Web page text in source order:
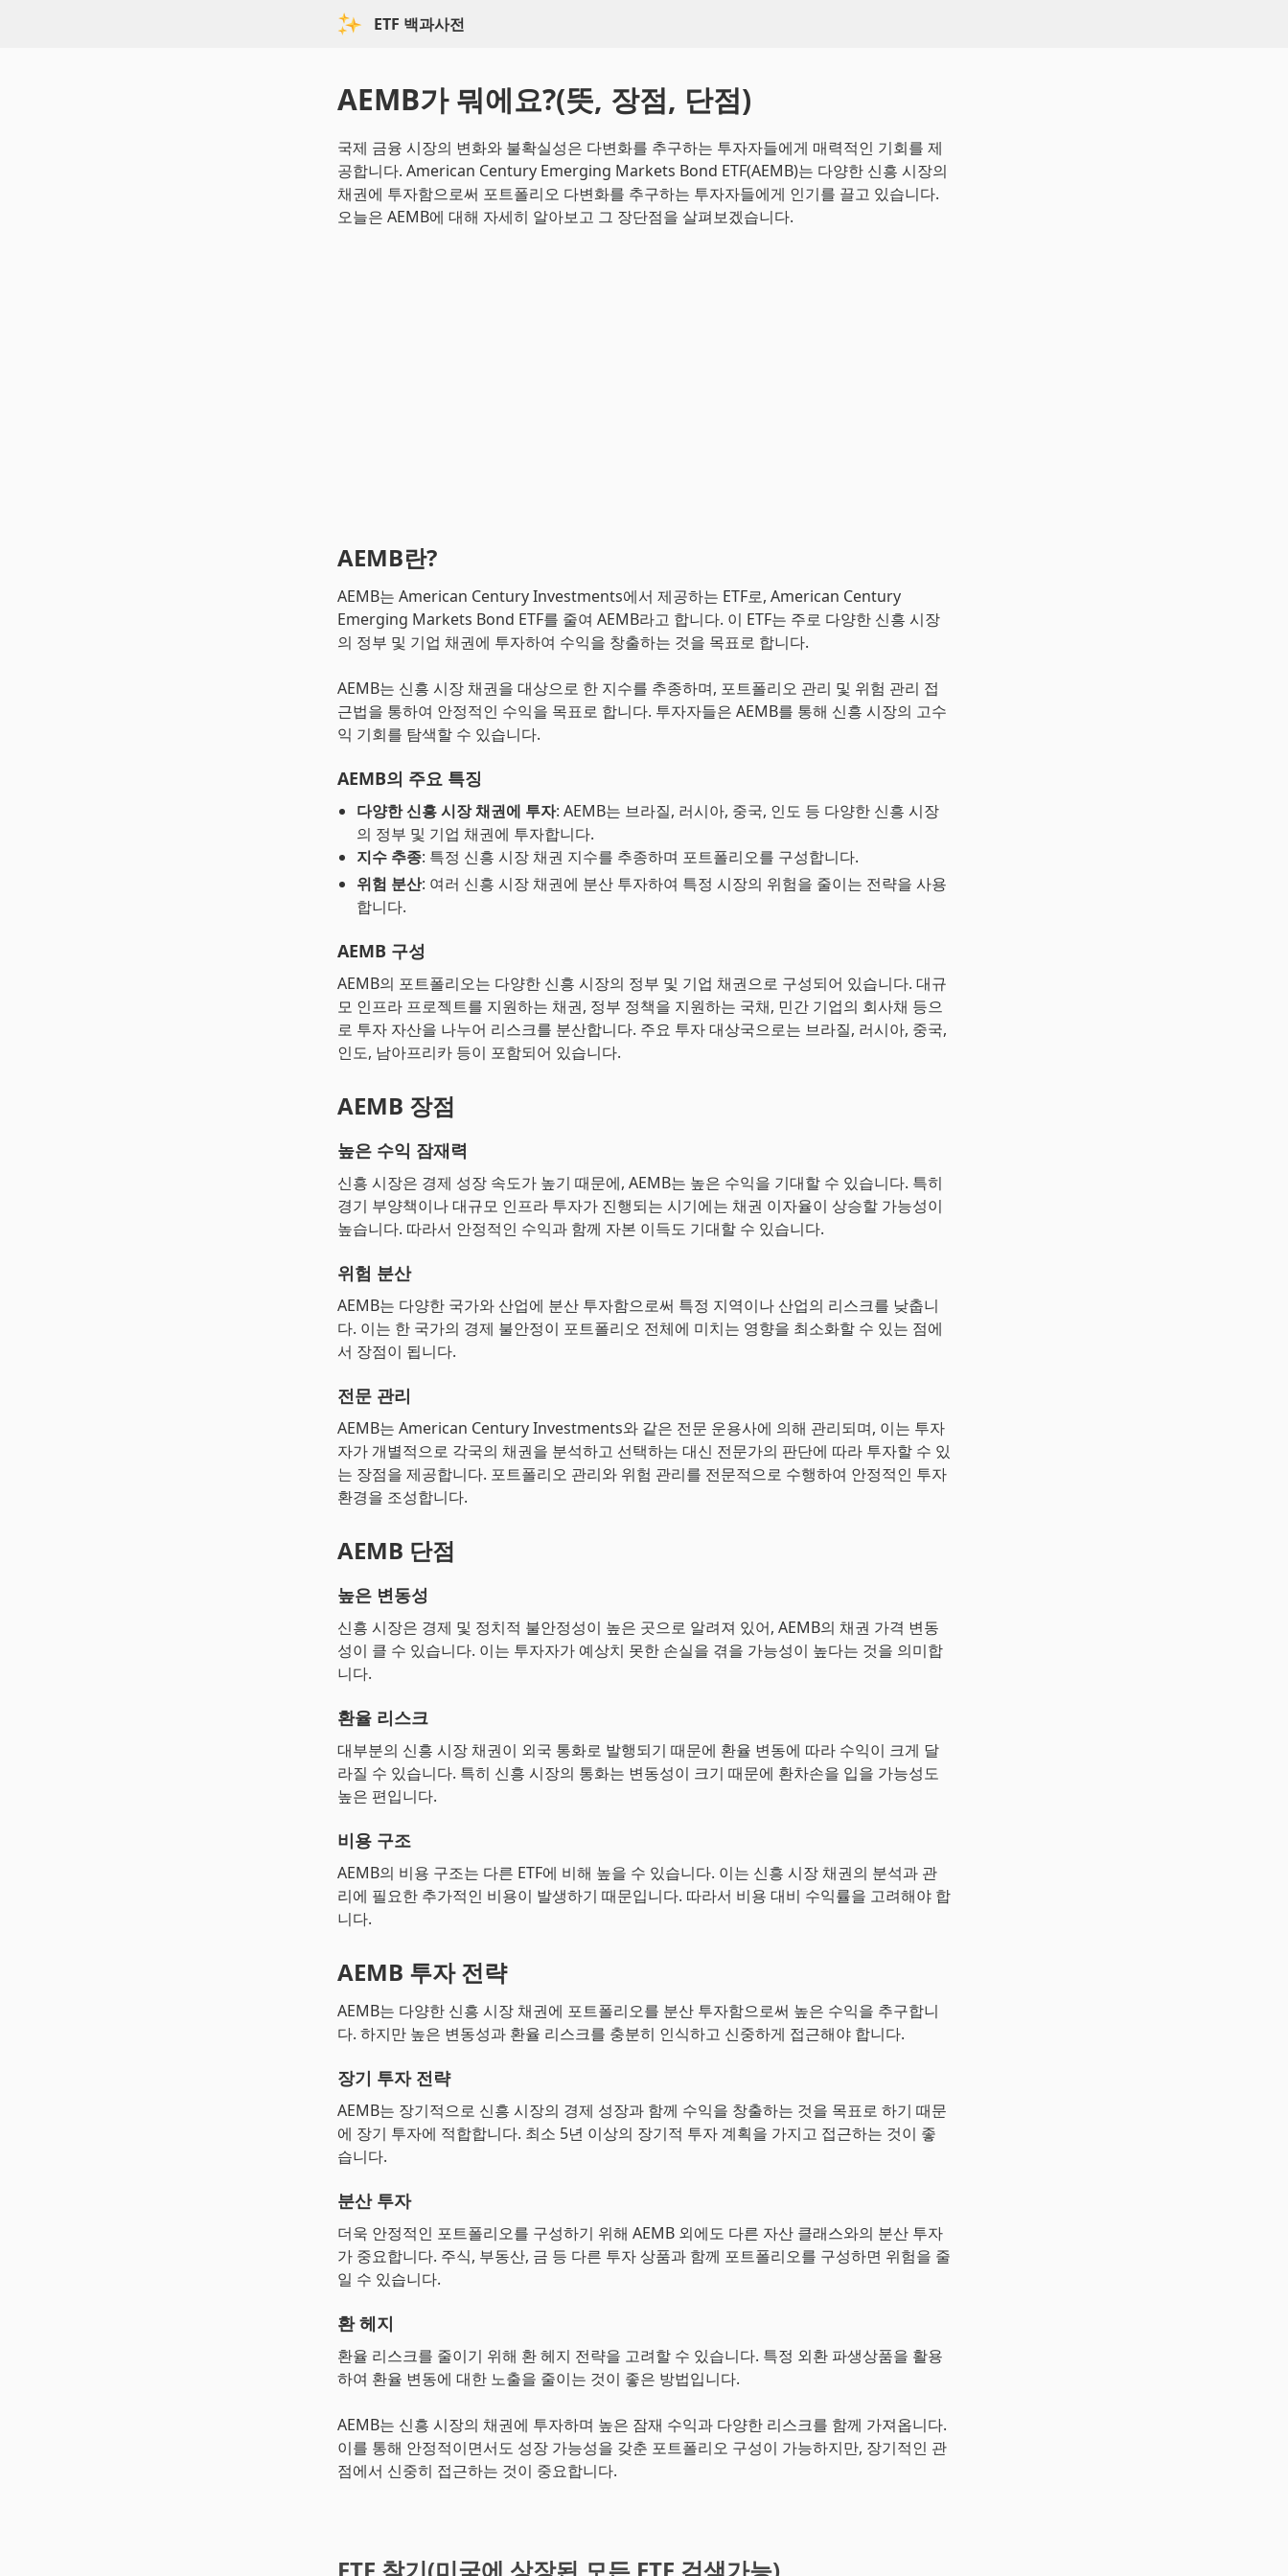
ETF 백과사전
AEMB가 뭐에요?(뜻, 장점, 단점)
국제 금융 시장의 변화와 불확실성은 다변화를 추구하는 투자자들에게 매력적인 기회를 제
공합니다. American Century Emerging Markets Bond ETF(AEMB)는 다양한 신흥 시장의
채권에 투자함으로써 포트폴리오 다변화를 추구하는 투자자들에게 인기를 끌고 있습니다.
오늘은 AEMB에 대해 자세히 알아보고 그 장단점을 살펴보겠습니다.
AEMB란?
AEMB는 American Century Investments에서 제공하는 ETF로, American Century
Emerging Markets Bond ETF를 줄여 AEMB라고 합니다. 이 ETF는 주로 다양한 신흥 시장
의 정부 및 기업 채권에 투자하여 수익을 창출하는 것을 목표로 합니다.
AEMB는 신흥 시장 채권을 대상으로 한 지수를 추종하며, 포트폴리오 관리 및 위험 관리 접
근법을 통하여 안정적인 수익을 목표로 합니다. 투자자들은 AEMB를 통해 신흥 시장의 고수
익 기회를 탐색할 수 있습니다.
AEMB의 주요 특징
다양한 신흥 시장 채권에 투자: AEMB는 브라질, 러시아, 중국, 인도 등 다양한 신흥 시장
의 정부 및 기업 채권에 투자합니다.
지수 추종: 특정 신흥 시장 채권 지수를 추종하며 포트폴리오를 구성합니다.
위험 분산: 여러 신흥 시장 채권에 분산 투자하여 특정 시장의 위험을 줄이는 전략을 사용
합니다.
AEMB 구성
AEMB의 포트폴리오는 다양한 신흥 시장의 정부 및 기업 채권으로 구성되어 있습니다. 대규
모 인프라 프로젝트를 지원하는 채권, 정부 정책을 지원하는 국채, 민간 기업의 회사채 등으
로 투자 자산을 나누어 리스크를 분산합니다. 주요 투자 대상국으로는 브라질, 러시아, 중국,
인도, 남아프리카 등이 포함되어 있습니다.
AEMB 장점
높은 수익 잠재력
신흥 시장은 경제 성장 속도가 높기 때문에, AEMB는 높은 수익을 기대할 수 있습니다. 특히
경기 부양책이나 대규모 인프라 투자가 진행되는 시기에는 채권 이자율이 상승할 가능성이
높습니다. 따라서 안정적인 수익과 함께 자본 이득도 기대할 수 있습니다.
위험 분산
AEMB는 다양한 국가와 산업에 분산 투자함으로써 특정 지역이나 산업의 리스크를 낮춥니
다. 이는 한 국가의 경제 불안정이 포트폴리오 전체에 미치는 영향을 최소화할 수 있는 점에
서 장점이 됩니다.
전문 관리
AEMB는 American Century Investments와 같은 전문 운용사에 의해 관리되며, 이는 투자
자가 개별적으로 각국의 채권을 분석하고 선택하는 대신 전문가의 판단에 따라 투자할 수 있
는 장점을 제공합니다. 포트폴리오 관리와 위험 관리를 전문적으로 수행하여 안정적인 투자
환경을 조성합니다.
AEMB 단점
높은 변동성
신흥 시장은 경제 및 정치적 불안정성이 높은 곳으로 알려져 있어, AEMB의 채권 가격 변동
성이 클 수 있습니다. 이는 투자자가 예상치 못한 손실을 겪을 가능성이 높다는 것을 의미합
니다.
환율 리스크
대부분의 신흥 시장 채권이 외국 통화로 발행되기 때문에 환율 변동에 따라 수익이 크게 달
라질 수 있습니다. 특히 신흥 시장의 통화는 변동성이 크기 때문에 환차손을 입을 가능성도
높은 편입니다.
비용 구조
AEMB의 비용 구조는 다른 ETF에 비해 높을 수 있습니다. 이는 신흥 시장 채권의 분석과 관
리에 필요한 추가적인 비용이 발생하기 때문입니다. 따라서 비용 대비 수익률을 고려해야 합
니다.
AEMB 투자 전략
AEMB는 다양한 신흥 시장 채권에 포트폴리오를 분산 투자함으로써 높은 수익을 추구합니
다. 하지만 높은 변동성과 환율 리스크를 충분히 인식하고 신중하게 접근해야 합니다.
장기 투자 전략
AEMB는 장기적으로 신흥 시장의 경제 성장과 함께 수익을 창출하는 것을 목표로 하기 때문
에 장기 투자에 적합합니다. 최소 5년 이상의 장기적 투자 계획을 가지고 접근하는 것이 좋
습니다.
분산 투자
더욱 안정적인 포트폴리오를 구성하기 위해 AEMB 외에도 다른 자산 클래스와의 분산 투자
가 중요합니다. 주식, 부동산, 금 등 다른 투자 상품과 함께 포트폴리오를 구성하면 위험을 줄
일 수 있습니다.
환 헤지
환율 리스크를 줄이기 위해 환 헤지 전략을 고려할 수 있습니다. 특정 외환 파생상품을 활용
하여 환율 변동에 대한 노출을 줄이는 것이 좋은 방법입니다.
AEMB는 신흥 시장의 채권에 투자하며 높은 잠재 수익과 다양한 리스크를 함께 가져옵니다.
이를 통해 안정적이면서도 성장 가능성을 갖춘 포트폴리오 구성이 가능하지만, 장기적인 관
점에서 신중히 접근하는 것이 중요합니다.